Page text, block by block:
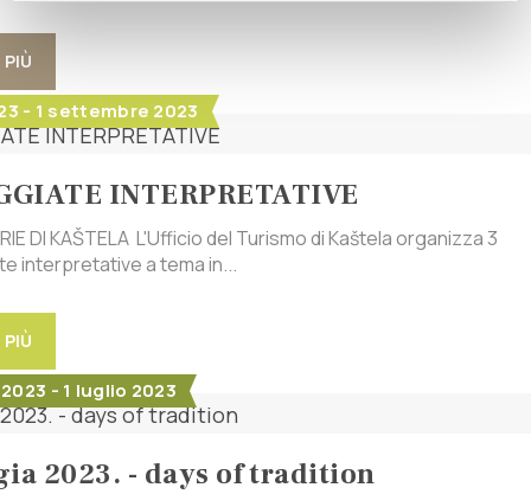
- 1 settembre 2023
INTERPRETATIVE
DI KAŠTELA L'Ufficio del Turismo di Kaštela organizza 3
interpretative a tema in...
- 1 luglio 2023
2023. - days of tradition